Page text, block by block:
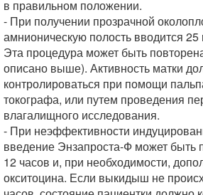
в правильном положении.
- При получении прозрачной
амнионическую полость вводится
Эта процедура может быть
описано выше). Активность матки
контролироваться при помощи
токографа, или путем проведения
влагалищного исследования.
- При неэффективности
введение Энзапроста-Ф может быть
12 часов и, при необходимости,
окситоцина. Если выкидыш не